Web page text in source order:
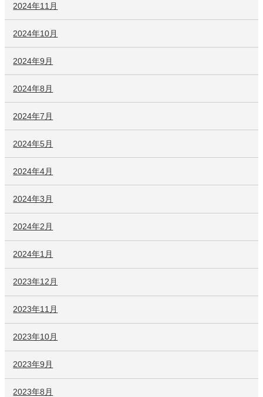
2024年11月
2024年10月
2024年9月
2024年8月
2024年7月
2024年5月
2024年4月
2024年3月
2024年2月
2024年1月
2023年12月
2023年11月
2023年10月
2023年9月
2023年8月